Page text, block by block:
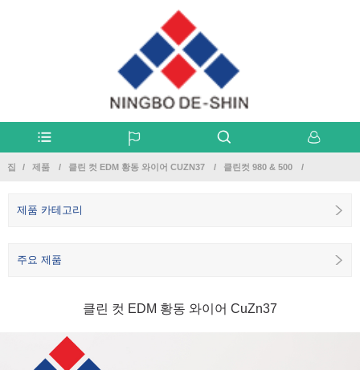
집 제품 클린 컷 EDM 황동 와이어 CUZN37 클린컷 980 & 500
제품 카테고리
주요 제품
클린 컷 EDM 황동 와이어 CuZn37